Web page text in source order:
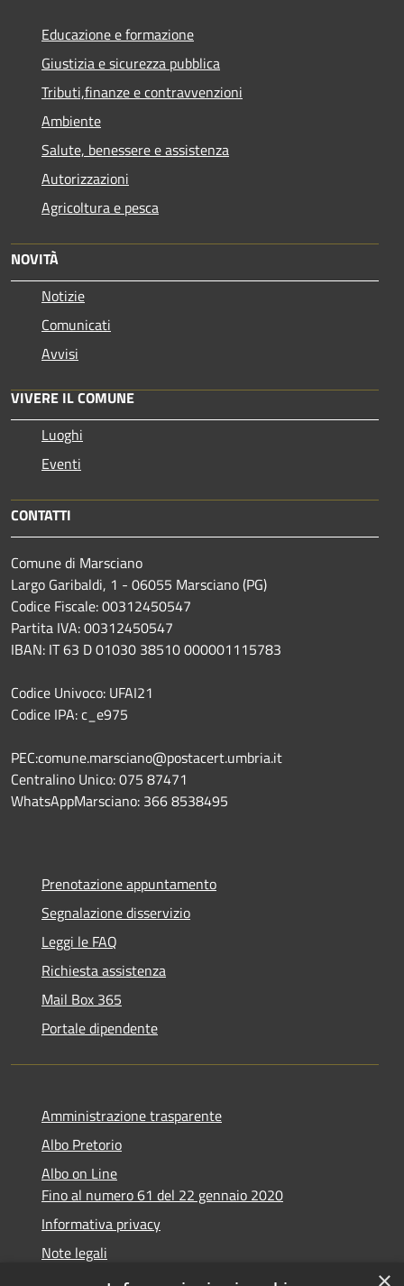
Educazione e formazione
Giustizia e sicurezza pubblica
Tributi,finanze e contravvenzioni
Ambiente
Salute, benessere e assistenza
Autorizzazioni
Agricoltura e pesca
NOVITÀ
Notizie
Comunicati
Avvisi
VIVERE IL COMUNE
Luoghi
Eventi
CONTATTI
Comune di Marsciano
Largo Garibaldi, 1 - 06055 Marsciano (PG)
Codice Fiscale: 00312450547
Partita IVA: 00312450547
IBAN: IT 63 D 01030 38510 000001115783
Codice Univoco: UFAI21
Codice IPA: c_e975
PEC:comune.marsciano@postacert.umbria.it
Centralino Unico: 075 87471
WhatsAppMarsciano: 366 8538495
Prenotazione appuntamento
Segnalazione disservizio
Leggi le FAQ
Richiesta assistenza
Mail Box 365
Portale dipendente
Amministrazione trasparente
Albo Pretorio
Albo on Line
Fino al numero 61 del 22 gennaio 2020
Informativa privacy
Note legali
Dichiarazione di accessibilità